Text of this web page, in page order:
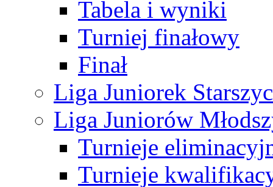
Tabela i wyniki
Turniej finałowy
Finał
Liga Juniorek
Liga Juniorów
Turnieje
Turnieje